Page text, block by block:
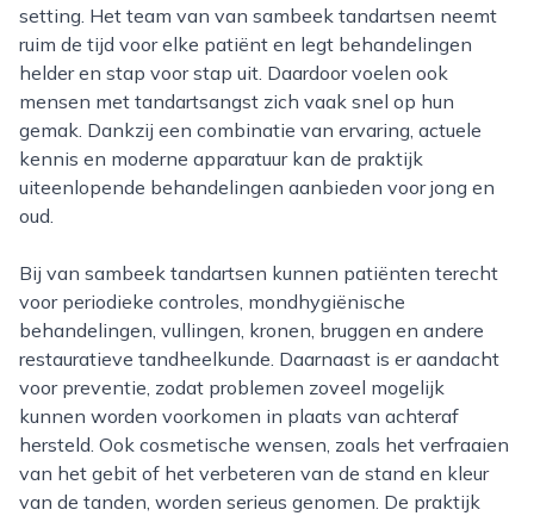
setting. Het team van van sambeek tandartsen neemt
ruim de tijd voor elke patiënt en legt behandelingen
helder en stap voor stap uit. Daardoor voelen ook
mensen met tandartsangst zich vaak snel op hun
gemak. Dankzij een combinatie van ervaring, actuele
kennis en moderne apparatuur kan de praktijk
uiteenlopende behandelingen aanbieden voor jong en
oud.
Bij van sambeek tandartsen kunnen patiënten terecht
voor periodieke controles, mondhygiënische
behandelingen, vullingen, kronen, bruggen en andere
restauratieve tandheelkunde. Daarnaast is er aandacht
voor preventie, zodat problemen zoveel mogelijk
kunnen worden voorkomen in plaats van achteraf
hersteld. Ook cosmetische wensen, zoals het verfraaien
van het gebit of het verbeteren van de stand en kleur
van de tanden, worden serieus genomen. De praktijk